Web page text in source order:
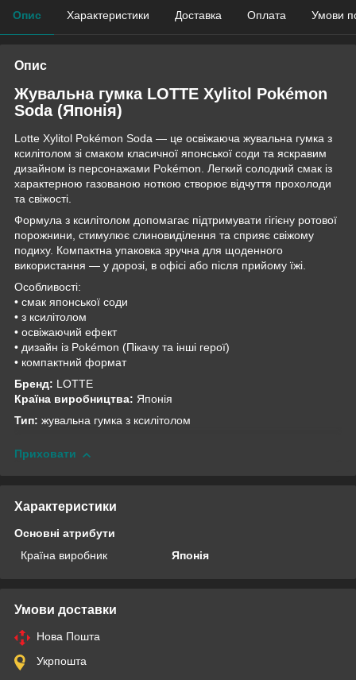
Опис Характеристики Доставка Оплата Умови
Опис
Жувальна гумка LOTTE Xylitol Pokémon
Soda (Японія)
Lotte Xylitol Pokémon Soda — це освіжаюча жувальна гумка з
ксилітолом зі смаком класичної японської соди та яскравим
дизайном із персонажами Pokémon. Легкий солодкий смак із
характерною газованою ноткою створює відчуття прохолоди
та свіжості.
Формула з ксилітолом допомагає підтримувати гігієну ротової
порожнини, стимулює слиновиділення та сприяє свіжому
подиху. Компактна упаковка зручна для щоденного
використання — у дорозі, в офісі або після прийому їжі.
Особливості:
• смак японської соди
• з ксилітолом
• освіжаючий ефект
• дизайн із Pokémon (Пікачу та інші герої)
• компактний формат
Бренд: LOTTE
Країна виробництва: Японія
Тип: жувальна гумка з ксилітолом
Приховати
Характеристики
Основні атрибути
Країна виробник
Японія
Умови доставки
Нова Пошта
Укрпошта